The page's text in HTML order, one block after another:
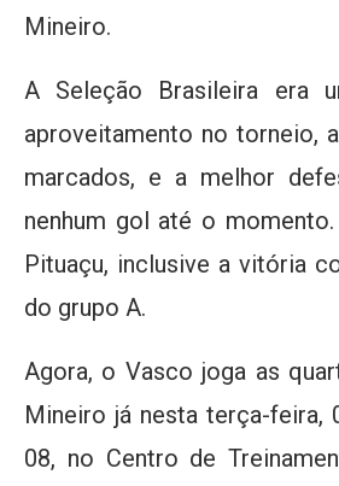
Mineiro.
A Seleção Brasileira era
aproveitamento no torneio,
marcados, e a melhor
nenhum gol até o
Pituaçu, inclusive a vitória
do grupo A.
Agora, o Vasco joga as
Mineiro já nesta terça-feira,
08, no Centro de